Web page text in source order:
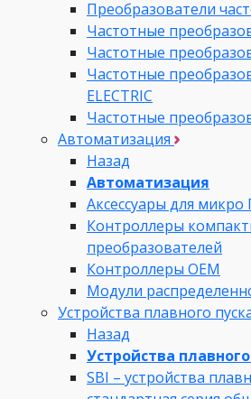
Преобразователи
Частотные
Частотные
Частотные
ELECTRIC
Частотные
Автоматизация
Назад
Автоматизация
Аксессуары для
Контроллеры
преобразователей
Контроллеры ОЕМ
Модули
Устройства плавного
Назад
Устройства
SBI – устройства